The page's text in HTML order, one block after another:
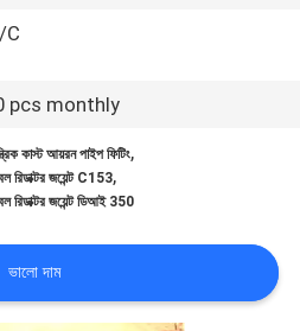
C
pcs monthly
কাস্ট আয়রন পাইপ ফিটিং,
রিডাক্টর জয়েন্ট C153,
রিডাক্টর জয়েন্ট ডিআই 350
ভালো দাম